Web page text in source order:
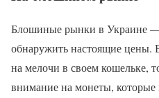
Блошиные рынки в Украине
обнаружить настоящие цены.
на мелочи в своем кошельке,
внимание на монеты,